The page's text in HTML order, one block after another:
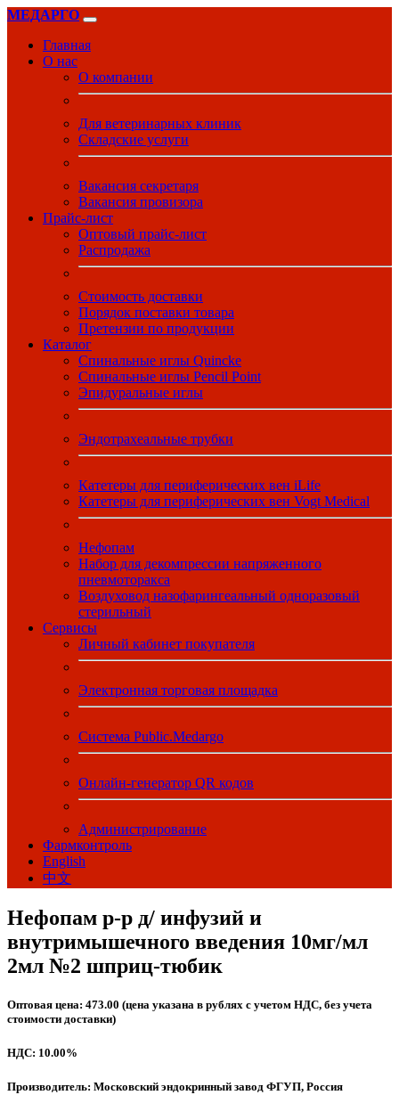
МЕДАРГО
Главная
О нас
О компании
Для ветеринарных клиник
Складские услуги
Вакансия секретаря
Вакансия провизора
Прайс-лист
Оптовый прайс-лист
Распродажа
Стоимость доставки
Порядок поставки товара
Претензии по продукции
Каталог
Спинальные иглы Quincke
Спинальные иглы Pencil Point
Эпидуральные иглы
Эндотрахеальные трубки
Катетеры для периферических вен iLife
Катетеры для периферических вен Vogt Medical
Нефопам
Набор для декомпрессии напряженного
пневмоторакса
Воздуховод назофарингеальный одноразовый
стерильный
Сервисы
Личный кабинет покупателя
Электронная торговая площадка
Система Public.Medargo
Онлайн-генератор QR кодов
Администрирование
Фармконтроль
English
中文
Нефопам р-р д/ инфузий и
внутримышечного введения 10мг/мл
2мл №2 шприц-тюбик
Оптовая цена: 473.00 (цена указана в рублях с учетом НДС, без учета
стоимости доставки)
НДС: 10.00%
Производитель: Московский эндокринный завод ФГУП, Россия